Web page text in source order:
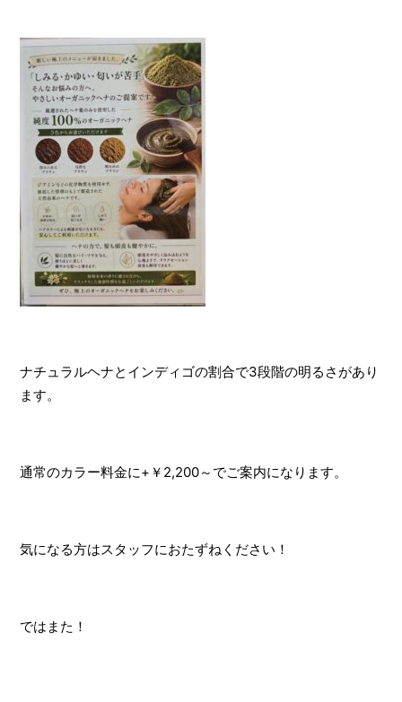
ナチュラルヘナとインディゴの割合で3段階の明るさがあり
ます。
通常のカラー料金に+￥2,200～でご案内になります。
気になる方はスタッフにおたずねください！
ではまた！